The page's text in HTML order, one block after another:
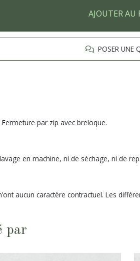
AJOUTER AU
POSER UNE
par zip avec breloque.
en machine, ni de séchage, ni de
aucun caractère contractuel. Les
par